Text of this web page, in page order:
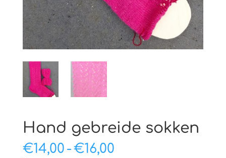
Hand gebreide sokken
€14,00 -€16,00Prijsklasse: